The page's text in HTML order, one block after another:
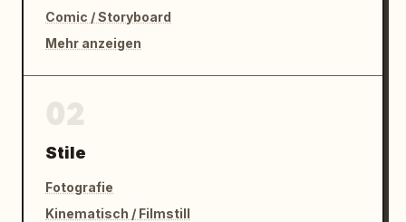
Comic / Storyboard
Mehr anzeigen
Stile
Fotografie
Kinematisch / Filmstill